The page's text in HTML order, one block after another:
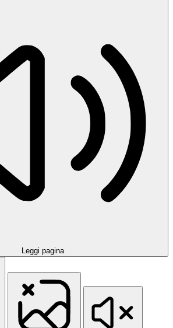
Leggi pagina